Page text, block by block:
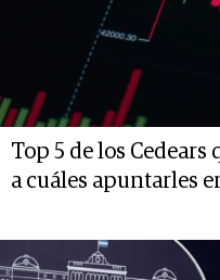
Top 5 de los Cedears
a cuáles apuntarles